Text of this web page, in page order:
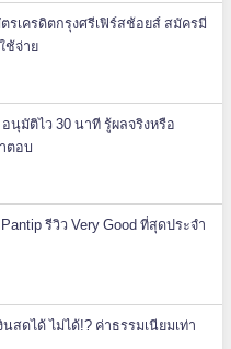
รเครดิตกรุงศรีเฟิร์สช้อยส์ สมัครมี
ช้จ่าย
นุมัติไว 30 นาที รู้ผลจริงหรือ
ตอบ
รีวิว Very Good ที่สุดประจำ
สดได้ ไม่ได้!? ค่าธรรมเนียมเท่า